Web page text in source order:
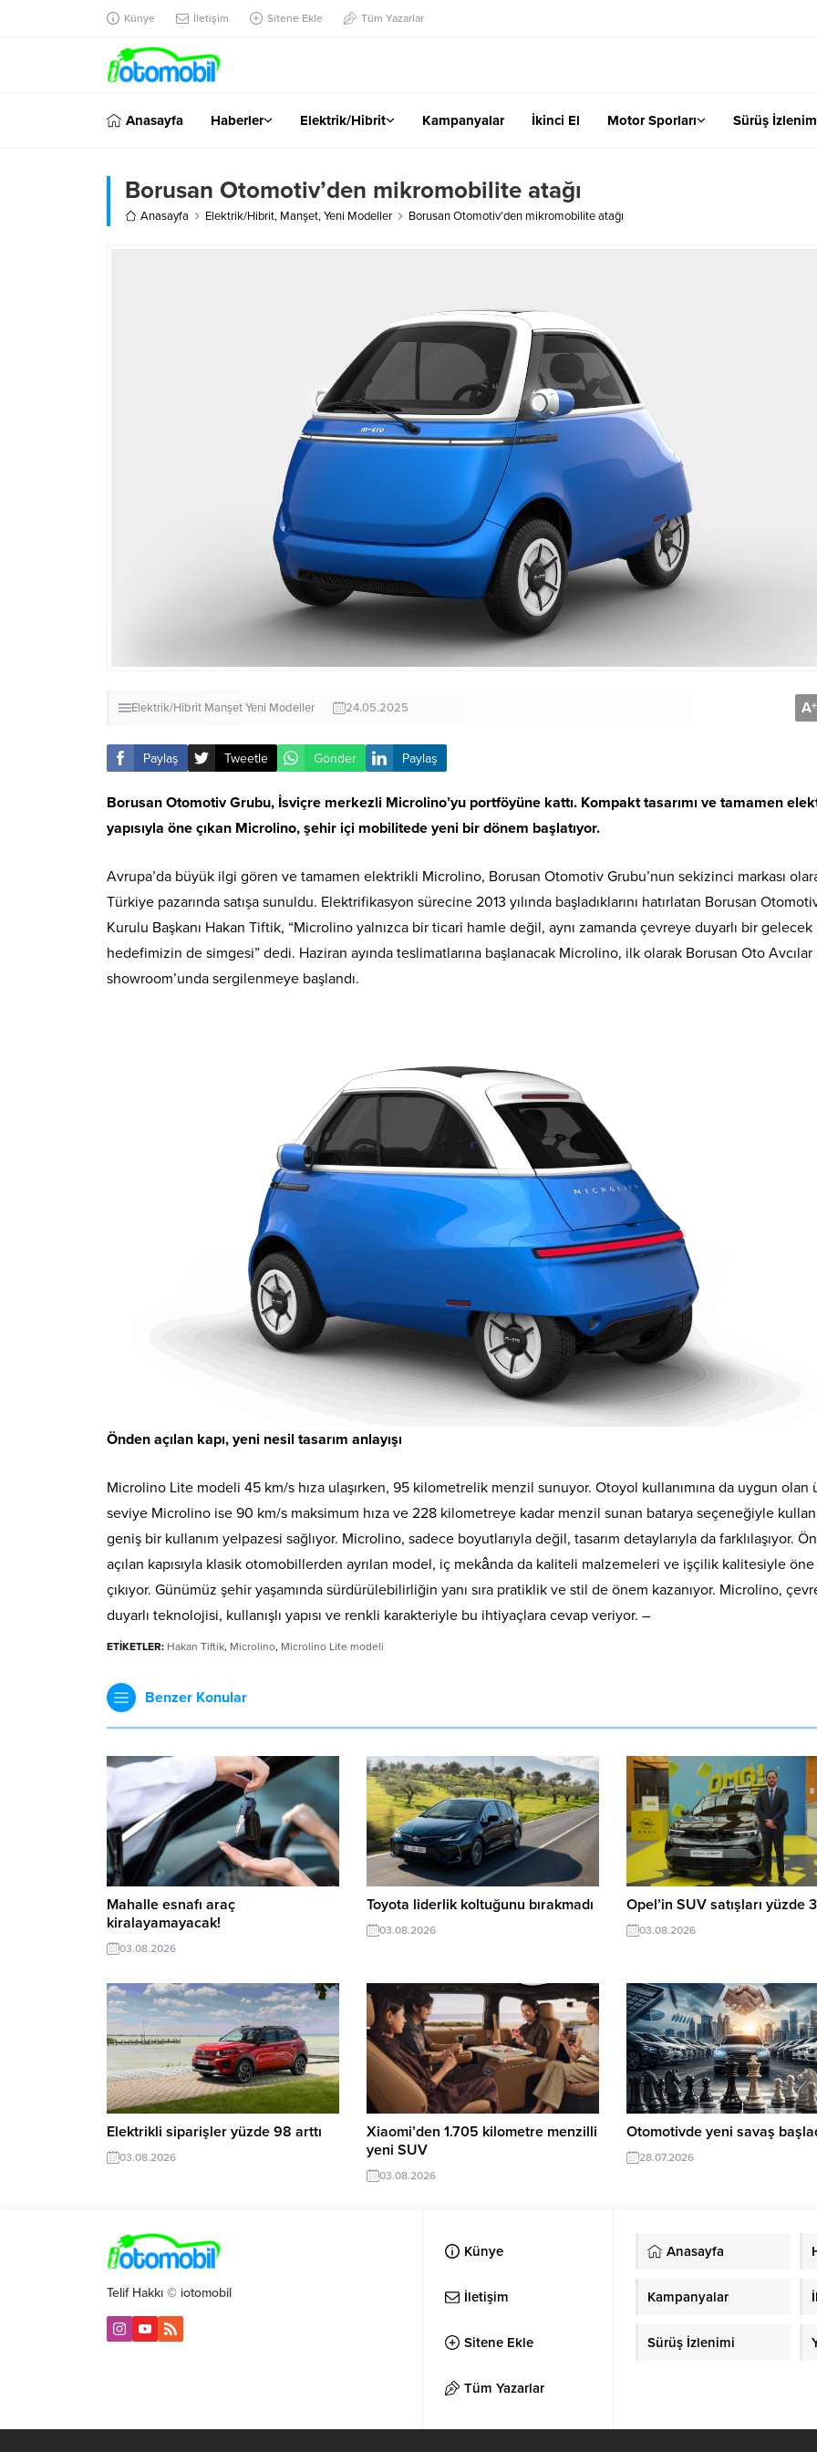
Künye İletişim Sitene Ekle Tüm Yazarlar
Anasayfa Haberler Elektrik/Hibrit Kampanyalar İkinci El Motor Sporları Sürüş
Borusan Otomotiv’den mikromobilite atağı
Anasayfa Elektrik/Hibrit, Manşet,Yeni Modeller Borusan Otomotiv’den mikromobilite atağı
Elektrik/Hibrit ManşetYeni Modeller 24.05.2025 A+
Paylaş Tweetle Gönder Paylaş
Borusan Otomotiv Grubu, İsviçre merkezli Microlino’yu portföyüne kattı. Kompakt tasarımı ve tamamen
yapısıyla öne çıkan Microlino, şehir içi mobilitede yeni bir dönem başlatıyor.
Avrupa’da büyük ilgi gören ve tamamen elektrikli Microlino, Borusan Otomotiv Grubu’nun sekizinci markası
Türkiye pazarında satışa sunuldu. Elektrifikasyon sürecine 2013 yılında başladıklarını hatırlatan Borusan
Kurulu Başkanı Hakan Tiftik, “Microlino yalnızca bir ticari hamle değil, aynı zamanda çevreye duyarlı bir gelecek
hedefimizin de simgesi” dedi. Haziran ayında teslimatlarına başlanacak Microlino, ilk olarak Borusan Oto Avcılar
showroom’unda sergilenmeye başlandı.
Önden açılan kapı, yeni nesil tasarım anlayışı
Microlino Lite modeli 45 km/s hıza ulaşırken, 95 kilometrelik menzil sunuyor. Otoyol kullanımına da uygun olan
seviye Microlino ise 90 km/s maksimum hıza ve 228 kilometreye kadar menzil sunan batarya seçeneğiyle
geniş bir kullanım yelpazesi sağlıyor. Microlino, sadece boyutlarıyla değil, tasarım detaylarıyla da farklılaşıyor.
açılan kapısıyla klasik otomobillerden ayrılan model, iç mekânda da kaliteli malzemeleri ve işçilik kalitesiyle öne
çıkıyor. Günümüz şehir yaşamında sürdürülebilirliğin yanı sıra pratiklik ve stil de önem kazanıyor. Microlino,
duyarlı teknolojisi, kullanışlı yapısı ve renkli karakteriyle bu ihtiyaçlara cevap veriyor. –
ETİKETLER: Hakan Tiftik, Microlino, Microlino Lite modeli
Benzer Konular
Mahalle esnafı araç
kiralayamayacak!
03.08.2026
Toyota liderlik koltuğunu bırakmadı
03.08.2026
Opel’in SUV satışları yüzde
03.08.2026
Elektrikli siparişler yüzde 98 arttı
03.08.2026
Xiaomi’den 1.705 kilometre menzilli
yeni SUV
03.08.2026
Otomotivde yeni savaş
28.07.2026
Telif Hakkı © iotomobil
Künye
İletişim
Sitene Ekle
Tüm Yazarlar
Anasayfa
Kampanyalar
Sürüş İzlenimi